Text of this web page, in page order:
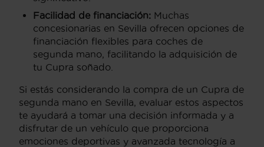
Facilidad de financiación: Muchas
concesionarias en Sevilla ofrecen opciones de
financiación flexibles para coches de
segunda mano, facilitando la adquisición de
tu Cupra soñado.
Si estás considerando la compra de un Cupra de
segunda mano en Sevilla, evaluar estos aspectos
te ayudará a tomar una decisión informada y a
disfrutar de un vehículo que proporciona
emociones deportivas y avanzada tecnología a